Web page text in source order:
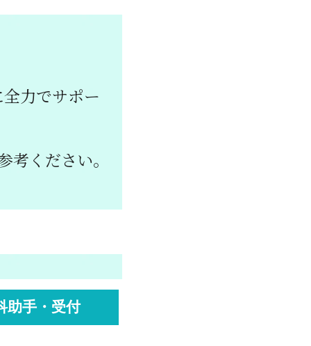
力でサポー
ください。
助手・受付